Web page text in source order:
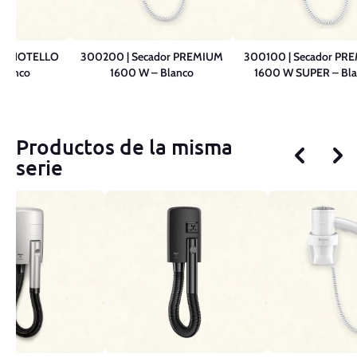
HOTELLO
300200 | Secador PREMIUM
1600 W – Blanco
300100 | Secador
1600 W SUPER –
Productos de la misma
serie